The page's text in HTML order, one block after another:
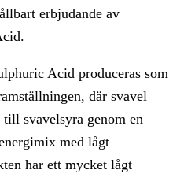
erbjudande av
Acid produceras som
där svavel
svavelsyra genom en
med lågt
har ett mycket lågt